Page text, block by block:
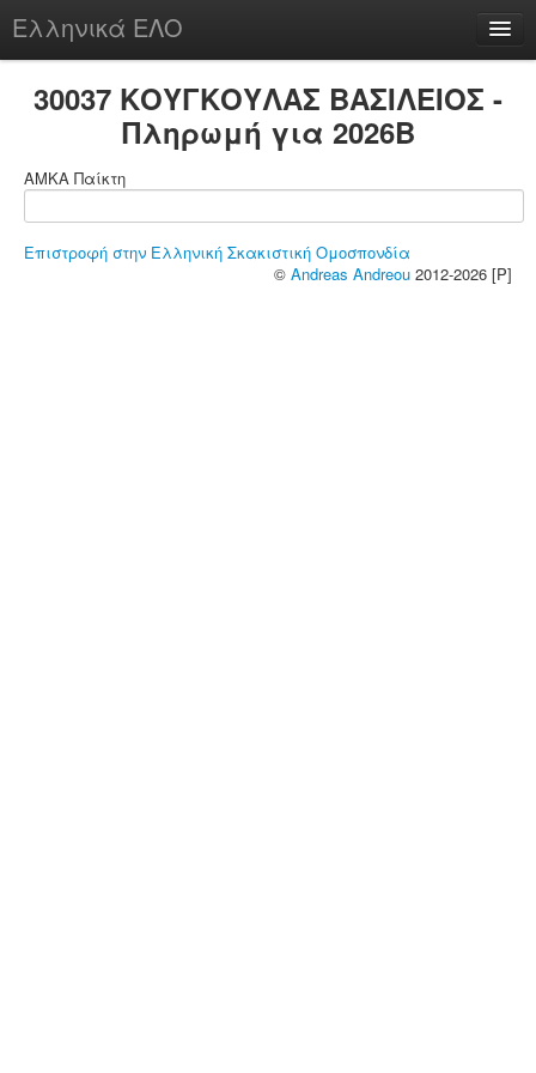
Ελληνικά ΕΛΟ
chesstu.be @ discord
30037 ΚΟΥΓΚΟΥΛΑΣ ΒΑΣΙΛΕΙΟΣ -
Πληρωμή για 2026B
ΑΜΚΑ Παίκτη
Επιστροφή στην Ελληνική Σκακιστική Ομοσπονδία
© Andreas Andreou 2012-2026 [P]